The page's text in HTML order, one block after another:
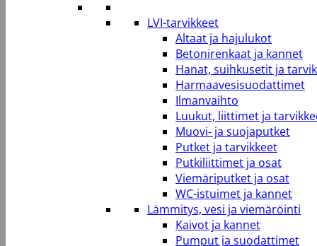
LVI-tarvikkeet
Altaat ja hajulukot
Betonirenkaat ja kannet
Hanat, suihkusetit ja
Harmaavesisuodattimet
Ilmanvaihto
Luukut, liittimet ja
Muovi- ja suojaputket
Putket ja tarvikkeet
Putkiliittimet ja osat
Viemäriputket ja osat
WC-istuimet ja kannet
Lämmitys, vesi ja viemäröinti
Kaivot ja kannet
Pumput ja suodattimet